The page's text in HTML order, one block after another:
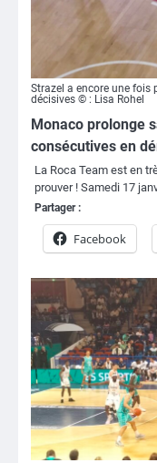
Strazel a encore une fois
décisives © : Lisa Rohel
Monaco prolonge
consécutives en
La Roca Team est en
prouver ! Samedi 17
Partager :
Facebook